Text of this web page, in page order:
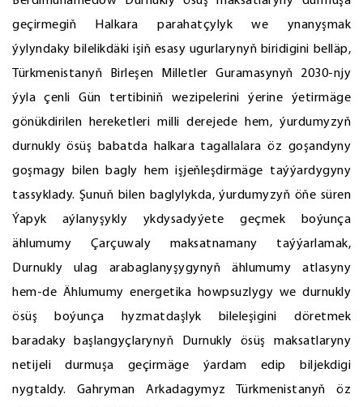
geçirmegiň Halkara parahatçylyk we ynanyşmak
ýylyndaky bilelikdäki işiň esasy ugurlarynyň biridigini belläp,
Türkmenistanyň Birleşen Milletler Guramasynyň 2030-njy
ýyla çenli Gün tertibiniň wezipelerini ýerine ýetirmäge
gönükdirilen hereketleri milli derejede hem, ýurdumyzyň
durnukly ösüş babatda halkara tagallalara öz goşandyny
goşmagy bilen bagly hem işjeňleşdirmäge taýýardygyny
tassyklady. Şunuň bilen baglylykda, ýurdumyzyň öňe süren
Ýapyk aýlanyşykly ykdysadyýete geçmek boýunça
ählumumy Çarçuwaly maksatnamany taýýarlamak,
Durnukly ulag arabaglanyşygynyň ählumumy atlasyny
hem-de Ählumumy energetika howpsuzlygy we durnukly
ösüş boýunça hyzmatdaşlyk bileleşigini döretmek
baradaky başlangyçlarynyň Durnukly ösüş maksatlaryny
netijeli durmuşa geçirmäge ýardam edip biljekdigi
nygtaldy. Gahryman Arkadagymyz Türkmenistanyň öz